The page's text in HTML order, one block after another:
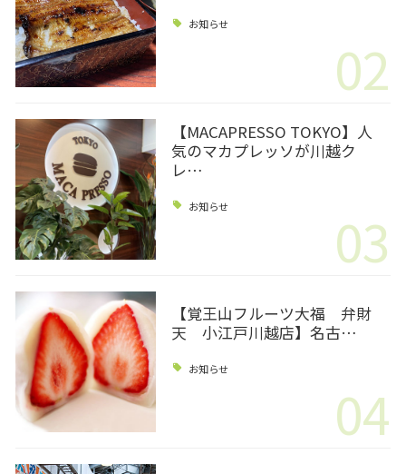
お知らせ
02
【MACAPRESSO TOKYO】人
気のマカプレッソが川越ク
レ…
お知らせ 03
【覚王山フルーツ大福 弁財
天 小江戸川越店】名古…
お知らせ
04